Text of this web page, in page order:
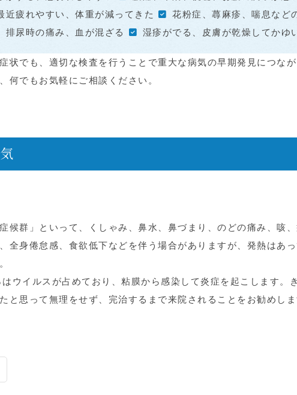
近疲れやすい、体重が減ってきた
花粉症、蕁麻疹、喘息など
排尿時の痛み、血が混ざる
湿疹がでる、皮膚が乾燥してかゆ
状でも、適切な検査を行うことで重大な病気の早期発見につな
何でもお気軽にご相談ください。
候群」といって、くしゃみ、鼻水、鼻づまり、のどの痛み、咳
全身倦怠感、食欲低下などを伴う場合がありますが、発熱はあ
ウイルスが占めており、粘膜から感染して炎症を起こします
と思って無理をせず、完治するまで来院されることをお勧めし